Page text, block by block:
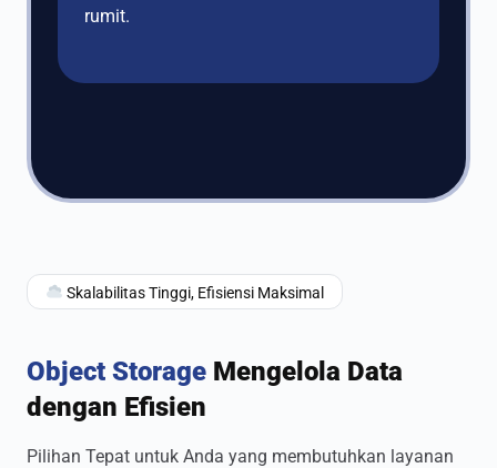
rumit.
Skalabilitas Tinggi, Efisiensi Maksimal
Object Storage Mengelola Data
dengan Efisien
Pilihan Tepat untuk Anda yang membutuhkan layanan